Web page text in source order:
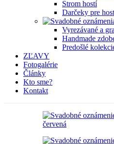
Strom hostí
Darčeky pre
Vyrezávané a
Handmade
Predošlé
ZĽAVY
Fotogalérie
Články
Kto sme?
Kontakt